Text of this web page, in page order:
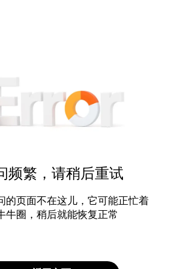
频繁，请稍后重试
的页面不在这儿，它可能正忙着
牛圈，稍后就能恢复正常